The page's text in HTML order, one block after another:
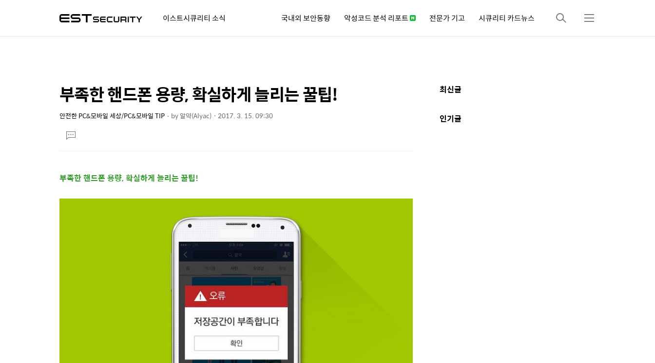
이스트시큐리티 소식 국내외 보안동향 악성코드 분석 리포트 전문가 기고 시큐리티 카드뉴스
검
메
상
세
컨
텐
본
문
제
부족한 핸드폰 용량, 확실하게 늘리는 꿀팁!
안전한 PC&모바일 세상/PC&모바일 TIP by알약(Alyac) 2017. 3. 15. 09:30
문댓
글
부족한 핸드폰 용량, 확실하게 늘리는 꿀팁!
추
정
최신글
인기글